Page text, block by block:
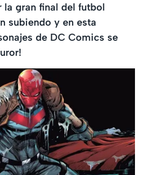
la gran final del futbol
subiendo y en esta
de DC Comics se